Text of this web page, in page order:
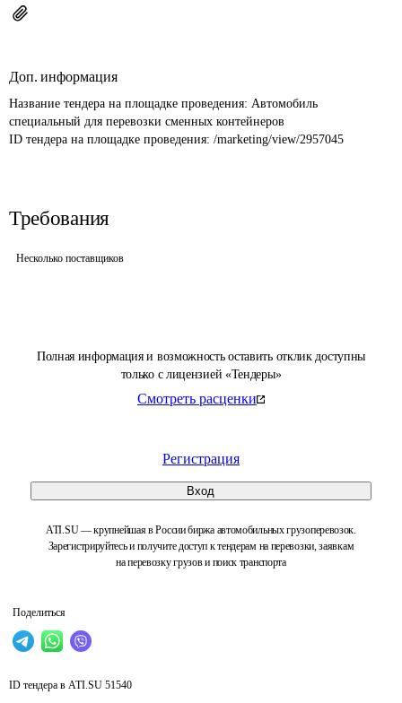
Полная информация и возможность оставить отклик доступны
только с лицензией «Тендеры»
Смотреть расценки
Регистрация
Вход
ATI.SU — крупнейшая в России биржа автомобильных грузоперевозок.
Зарегистрируйтесь и получите доступ к тендерам на перевозки, заявкам
на перевозку грузов и поиск транспорта
Поделиться
Доп. информация
Название тендера на площадке проведения: Автомобиль
специальный для перевозки сменных контейнеров
ID тендера на площадке проведения: /marketing/view/2957045
Требования
Несколько поставщиков
ID тендера в ATI.SU 51540